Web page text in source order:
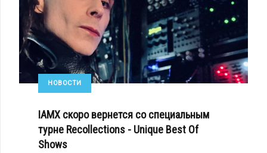
НОВОСТИ
IAMX скоро вернется со специальным
турне Recollections - Unique Best Of
Shows